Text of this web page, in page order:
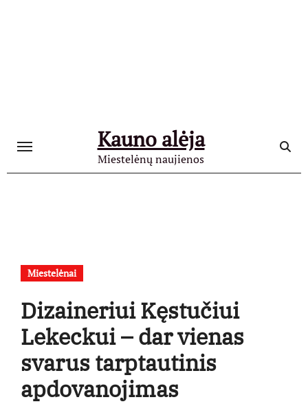
Kauno alėja
Miestelėnų naujienos
Miestelėnai
Dizaineriui Kęstučiui
Lekeckui – dar vienas
svarus tarptautinis
apdovanojimas